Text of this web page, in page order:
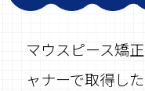
マウスピース矯
ャナーで取得し